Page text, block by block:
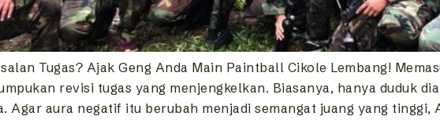
Tugas? Ajak Geng Anda Main Paintball Cikole Lembang!
revisi tugas yang menjengkelkan. Biasanya, hanya duduk
Agar aura negatif itu berubah menjadi semangat juang yang tinggi,